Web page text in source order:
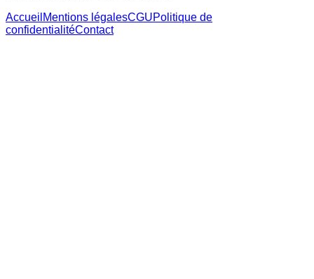
Accueil Mentions légalesCGUPolitique de
confidentialitéContact